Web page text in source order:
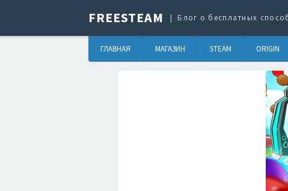
FREESTEAM Блог о бесплатных
ГЛАВНАЯ МАГАЗИН STEAM ORIGIN